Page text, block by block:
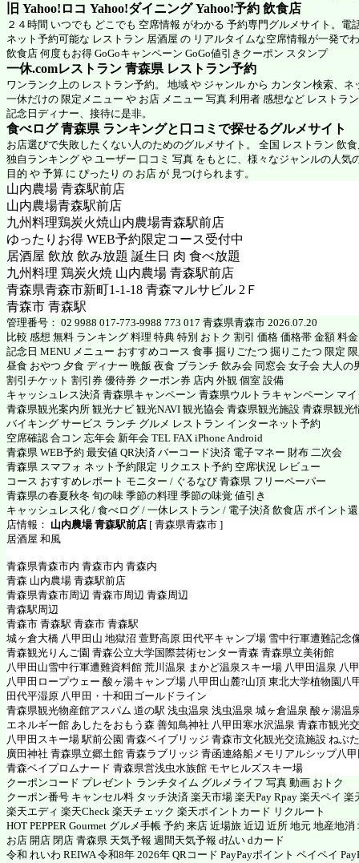
旧 Yahoo!ロコ Yahoo!ダイニング Yahoo!予約 飲食店
２４時間 いつでも どこでも 空席情報 がわかる 予約専門グルメサイト。電
ネット予約可能な レストラン 居酒屋 の リアルタイムな空席情報が一発で
飲食店 何度もお得 GoGoキャンペーン GoGo値引きクーポン スタンプ
一休.comレストラン 青森県 レストラン予約
ワンランク上の レストラン予約。 地域 や ジャンル から カンタン検索、ネ
一休だけの 限定メニュー や お店 メニュー 写真 利用者 感想など レストラ
記念日ディナー、接待に是非。
食べログ 青森県 ランキングと口コミで探せるグルメサイト
お店選びで失敗したくない人のためのグルメサイト。 全国 レストラン 飲
独自ランキング や ユーザー 口コミ 写真 をもとに、様々なジャンルの人気
目的 や 予算 に ぴったり の お店 が 見つけられます。
山内農場 青森駅前店
山内農場青森駅前店
九州料理鶏炭火焼山内農場青森駅前店
ゆったりお得 WEB予約限定コース受付中
居酒屋 飲放 飲み放題 誕生日 肉 食べ放題
九州料理 鶏炭火焼 山内農場 青森駅前店
青森県青森市新町1-1-18 青森マルサビル 2Ｆ
青森市 青森駅
管理番号： 02 9988 017-773-9988 773 017 青森県青森市 2026.07.20
比較 感想 無料 ランキング 料理 特典 特別 おトク 割引 価格 価格帯 金額 料
記念日 MENU メニュー おすすめコース 食事 掘りごたつ 掘りこたつ 限定
昼食 おやつ 夕食 ディナー 晩飯 夜食 ブランチ 飲み会 同窓会 女子会 大人の
割引チケット 割引券 優待券 クーポン券 店内 外観 個室 設備
キャッシュレス決済 青森県キャンペーン 青森県ウルトラキャンペーン マ
青森県観光案内所 観光ナビ 観光NAVI 観光協会 青森県観光施設 青森県観光
バイキング サービス ランチ グルメ レストラン インターネット予約
空席確認 合コン 忘年会 新年会 TEL FAX iPhone Android
青森県 WEB予約 最安値 QR決済 バーコード決済 電子マネー 財布 二次会
青森県 スマフォ ネット予約限定 リクエスト予約 空席状況 レビュー
コース おすすめレポート モニター / ぐるなび 青森県 フリーペーパー
青森県の春夏秋冬 旬の味 季節の料理 季節の味覚 値引き
キャッシュレス化 / 食べログ / 一休レストラン / 電子決済 飲食店 ポイント
店情報： 山内農場 青森駅前店 [ 青森県青森市 ]
居酒屋 和風
青森県青森市内 青森市内 青森内
青森 山内農場 青森駅前店
青森県青森市周辺 青森市周辺 青森周辺
青森駅周辺
青森市 青森駅 青森市 青森駅
城ヶ倉大橋 八甲田山 地獄沼 萱野高原 田代平キャンプ場 雪中行軍遭難記念
青森観光りんご園 青森公立大学国際芸術センター青森 青森県立美術館
八甲田山雪中行軍遭難資料館 荒川温泉 まかど温泉スキー場 八甲田温泉 八
八甲田ロープウェー 酸ヶ湯キャンプ場 八甲田山麓?山頂 東北大学植物園八
田代平湿原 八甲田・十和田ゴールドライン
青森県観光物産館アスパム 道の駅 浅虫温泉 浅虫温泉 城ヶ倉温泉 酸ヶ湯温
エネルギー館 あしたをおもう森 善知鳥神社 八甲田寒水沢温泉 青森市観光
八甲田スキー場 駅前公園 青森ベイブリッジ 青森市文化観光交流施設 ねぶ
廣田神社 青森県立郷土館 青森ラブリッジ 青函連絡船メモリアルシップ八
青森ベイプロムナード 青森県営浅虫水族館 モヤヒルズスキー場
クーポンコード プレゼント ランチタイム グルメライフ 写真 動画 おトク
クーポン番号 キャンセル料 タッチ決済 楽天市場 楽天Pay Rpay 楽天ペイ 楽
楽天エディ 楽天Check 楽天チェック 楽天ポイントカード リクルート
HOT PEPPER Gourmet グルメ手帳 予約 来店 近場旅 近辺 近所 地元 地産地
お店 開店 閉店 青森県 天気予報 週間天気予報 d払い dカード
令和 れいわ REIWA 令和8年 2026年 QRコード PayPayポイント ペイペイ